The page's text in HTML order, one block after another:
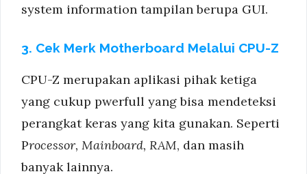
system information tampilan berupa GUI.
3. Cek Merk Motherboard Melalui CPU-Z
CPU-Z merupakan aplikasi pihak ketiga
yang cukup pwerfull yang bisa mendeteksi
perangkat keras yang kita gunakan. Seperti
Processor, Mainboard, RAM, dan masih
banyak lainnya.